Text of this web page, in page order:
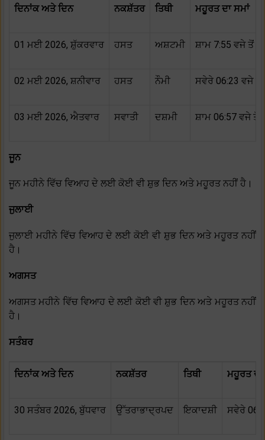
ਦਿਨਾਂਕ ਅਤੇ ਦਿਨ ਨਕਸ਼ੱਤਰ ਤਿਥੀ ਮਹੂਰਤ ਦਾ ਸਮਾਂ
01 ਮਈ 2026, ਸ਼ੁੱਕਰਵਾਰ ਹਸਤ ਅਸ਼ਟਮੀ ਸ਼ਾਮ 7:55 ਵਜੇ ਤੋਂ
02 ਮਈ 2026, ਸ਼ਨੀਵਾਰ ਹਸਤ ਨੌਮੀ ਸਵੇਰੇ 06:23 ਵਜੇ
03 ਮਈ 2026, ਐਤਵਾਰ ਸਵਾਤੀ ਦਸ਼ਮੀ ਸ਼ਾਮ 06:57 ਵਜੇ ਤੋਂ
ਜੂਨ
ਜੂਨ ਮਹੀਨੇ ਵਿੱਚ ਵਿਆਹ ਦੇ ਲਈ ਕੋਈ ਵੀ ਸ਼ੁਭ ਦਿਨ ਅਤੇ ਮਹੂਰਤ ਨਹੀਂ ਹੈ।
ਜੁਲਾਈ
ਜੁਲਾਈ ਮਹੀਨੇ ਵਿੱਚ ਵਿਆਹ ਦੇ ਲਈ ਕੋਈ ਵੀ ਸ਼ੁਭ ਦਿਨ ਅਤੇ ਮਹੂਰਤ ਨਹੀਂ
ਹੈ।
ਅਗਸਤ
ਅਗਸਤ ਮਹੀਨੇ ਵਿੱਚ ਵਿਆਹ ਦੇ ਲਈ ਕੋਈ ਵੀ ਸ਼ੁਭ ਦਿਨ ਅਤੇ ਮਹੂਰਤ ਨਹੀਂ
ਹੈ।
ਸਤੰਬਰ
ਦਿਨਾਂਕ ਅਤੇ ਦਿਨ ਨਕਸ਼ੱਤਰ ਤਿਥੀ ਮਹੂਰਤ ਦਾ
30 ਸਤੰਬਰ 2026, ਬੁੱਧਵਾਰ ਉੱਤਰਾਭਾਦ੍ਰਪਦ ਇਕਾਦਸ਼ੀ ਸਵੇਰੇ